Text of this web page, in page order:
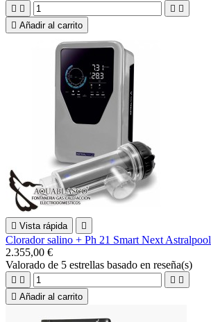
   
 Añadir al carrito
 Vista rápida 
Clorador salino + Ph 21 Smart Next Astralpool
2.355,00 €
Valorado de 5 estrellas basado en reseña(s)
   
 Añadir al carrito